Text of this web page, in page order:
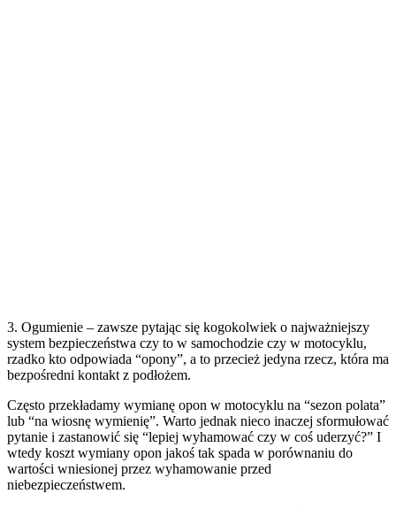
3. Ogumienie – zawsze pytając się kogokolwiek o najważniejszy
system bezpieczeństwa czy to w samochodzie czy w motocyklu,
rzadko kto odpowiada “opony”, a to przecież jedyna rzecz, która ma
bezpośredni kontakt z podłożem.
Często przekładamy wymianę opon w motocyklu na “sezon polata”
lub “na wiosnę wymienię”. Warto jednak nieco inaczej sformułować
pytanie i zastanowić się “lepiej wyhamować czy w coś uderzyć?” I
wtedy koszt wymiany opon jakoś tak spada w porównaniu do
wartości wniesionej przez wyhamowanie przed
niebezpieczeństwem.